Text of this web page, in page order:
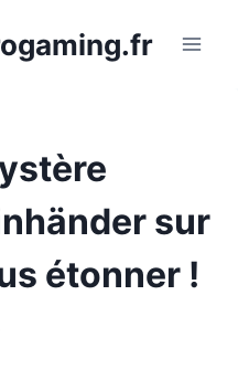
sur
étonner !